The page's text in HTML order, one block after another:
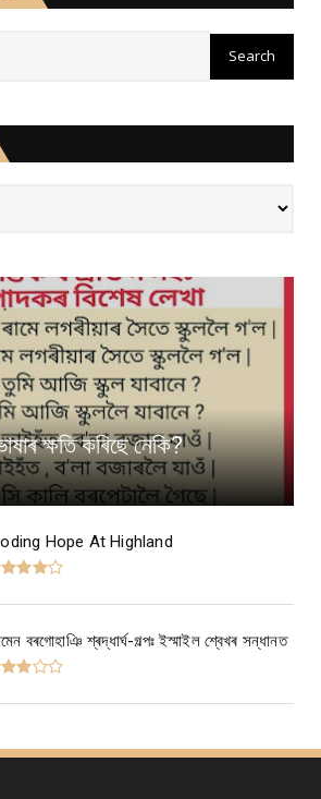
ক্ষতি কৰিছে নেকি?
Hope At Highland
বৰগোহাঞি শ্ৰদ্ধাৰ্ঘ-গল্পঃ ইস্মাইল শ্বেখৰ সন্ধানত